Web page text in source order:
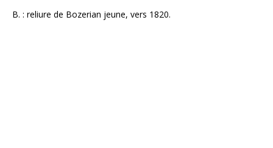
B. : reliure de Bozerian jeune, vers 1820.